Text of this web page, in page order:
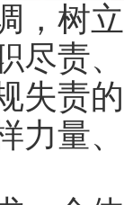
树立
尽责
失责
力量